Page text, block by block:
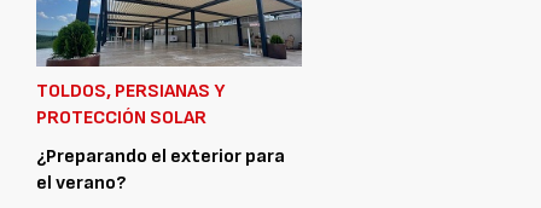
TOLDOS, PERSIANAS Y
PROTECCIÓN SOLAR
¿Preparando el exterior para
el verano?